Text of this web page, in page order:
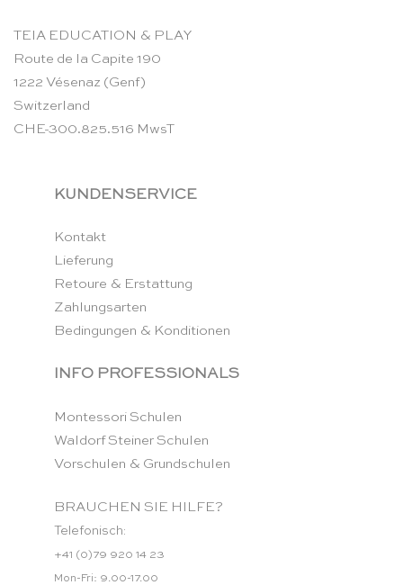
TEIA EDUCATION & PLAY
Route de la Capite 190
1222 Vésenaz (Genf)
Switzerland
CHE-300.825.516 MwsT
KUNDENSERVICE
Kontakt
Lieferung
Retoure & Erstattung
Zahlungsarten
Bedingungen & Konditionen
INFO PROFESSIONALS
Montessori Schulen
Waldorf Steiner Schulen
Vorschulen & Grundschulen
BRAUCHEN SIE HILFE?
Telefonisch:
+41 (0)79 920 14 23
Mon-Fri: 9.00-17.00